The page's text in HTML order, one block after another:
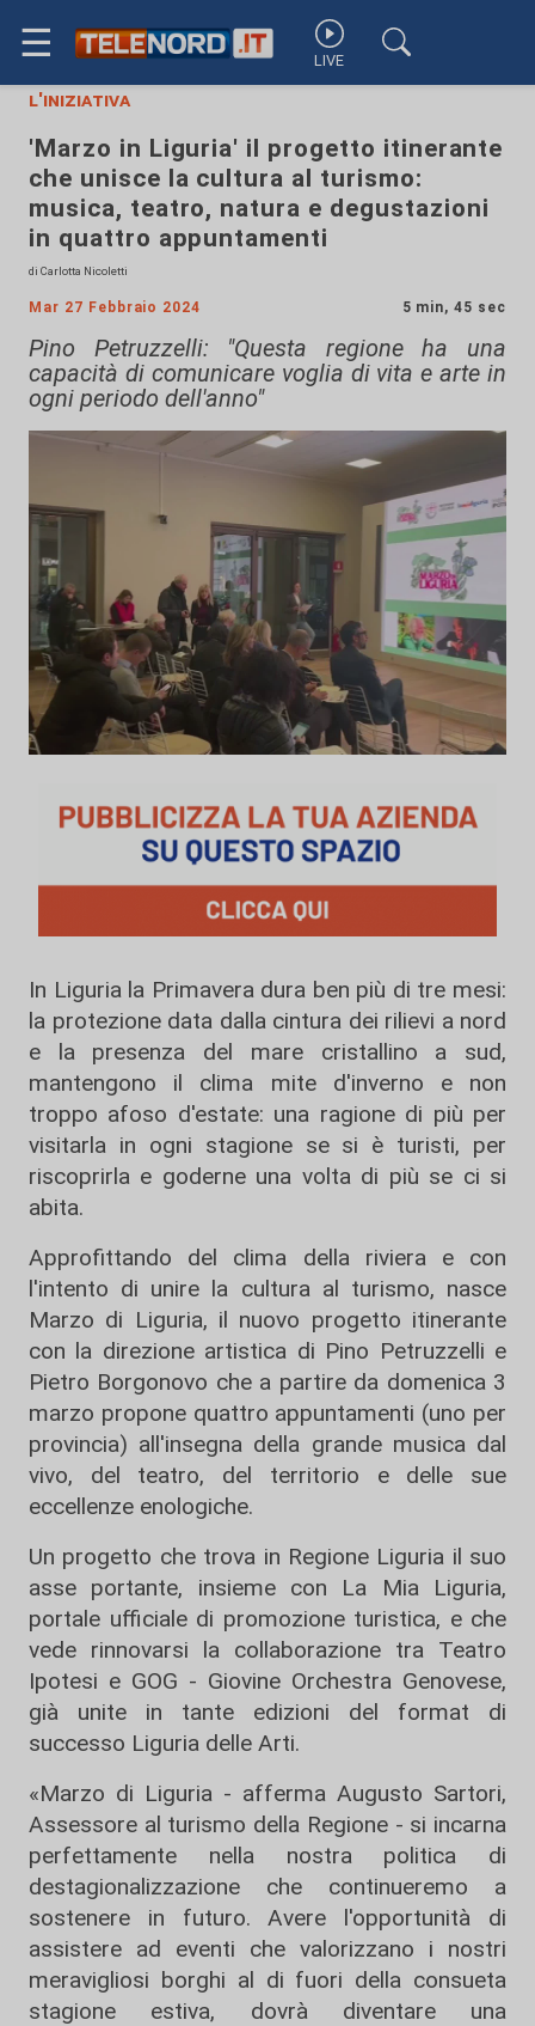
☰ LIVE
l'iniziativa
'Marzo in Liguria' il progetto itinerante
che unisce la cultura al turismo:
musica, teatro, natura e degustazioni
in quattro appuntamenti
di Carlotta Nicoletti
Mar 27 Febbraio 2024 5 min, 45 sec
Pino Petruzzelli: "Questa regione ha una
capacità di comunicare voglia di vita e arte in
ogni periodo dell'anno"
In Liguria la Primavera dura ben più di tre mesi:
la protezione data dalla cintura dei rilievi a nord
e la presenza del mare cristallino a sud,
mantengono il clima mite d'inverno e non
troppo afoso d'estate: una ragione di più per
visitarla in ogni stagione se si è turisti, per
riscoprirla e goderne una volta di più se ci si
abita.
Approfittando del clima della riviera e con
l'intento di unire la cultura al turismo, nasce
Marzo di Liguria, il nuovo progetto itinerante
con la direzione artistica di Pino Petruzzelli e
Pietro Borgonovo che a partire da domenica 3
marzo propone quattro appuntamenti (uno per
provincia) all'insegna della grande musica dal
vivo, del teatro, del territorio e delle sue
eccellenze enologiche.
Un progetto che trova in Regione Liguria il suo
asse portante, insieme con La Mia Liguria,
portale ufficiale di promozione turistica, e che
vede rinnovarsi la collaborazione tra Teatro
Ipotesi e GOG - Giovine Orchestra Genovese,
già unite in tante edizioni del format di
successo Liguria delle Arti.
«Marzo di Liguria - afferma Augusto Sartori,
Assessore al turismo della Regione - si incarna
perfettamente nella nostra politica di
destagionalizzazione che continueremo a
sostenere in futuro. Avere l'opportunità di
assistere ad eventi che valorizzano i nostri
meravigliosi borghi al di fuori della consueta
stagione estiva, dovrà diventare una